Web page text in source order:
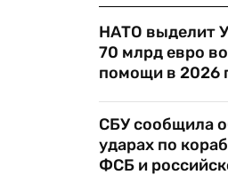
НАТО выделит
70 млрд евро
помощи в 2026
СБУ сообщила
ударах по
ФСБ и